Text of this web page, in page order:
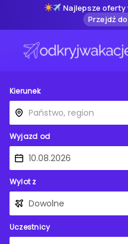
Najlepsze oferty
Przejdź
Kierunek
Wyjazd od
Wylot z
Uczestnicy